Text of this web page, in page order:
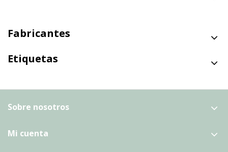
Fabricantes
Etiquetas
Sobre nosotros
Mi cuenta